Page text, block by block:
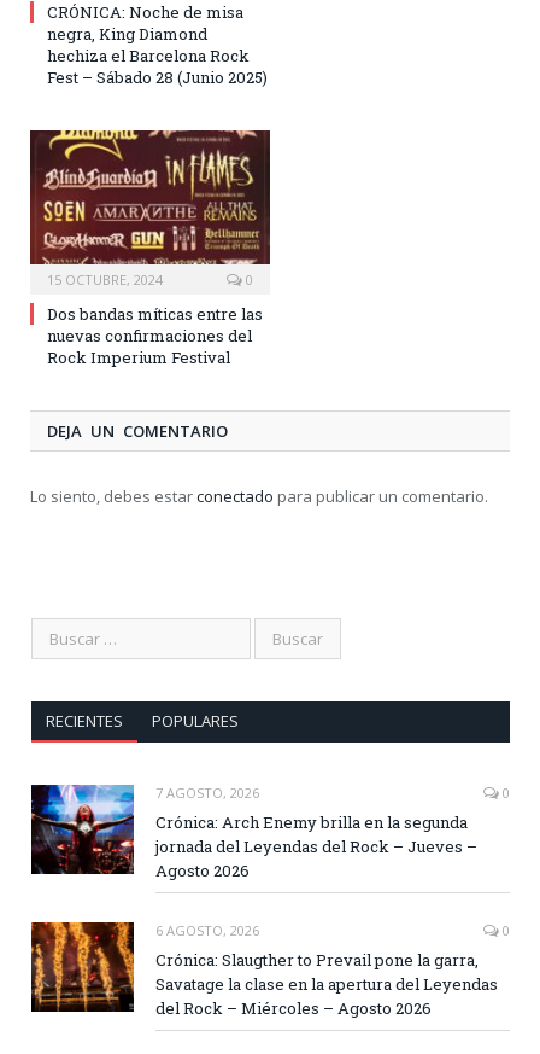
CRÓNICA: Noche de misa
negra, King Diamond
hechiza el Barcelona Rock
Fest – Sábado 28 (Junio 2025)
15 OCTUBRE, 2024 0
Dos bandas míticas entre las
nuevas confirmaciones del
Rock Imperium Festival
DEJA UN COMENTARIO
Lo siento, debes estarconectado para publicar un comentario.
RECIENTES POPULARES
7 AGOSTO, 2026 0
Crónica: Arch Enemy brilla en la segunda
jornada del Leyendas del Rock – Jueves –
Agosto 2026
6 AGOSTO, 2026 0
Crónica: Slaugther to Prevail pone la garra,
Savatage la clase en la apertura del Leyendas
del Rock – Miércoles – Agosto 2026